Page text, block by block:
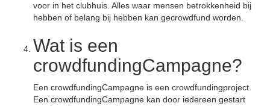
voor in het clubhuis. Alles waar mensen betrokkenheid bij
hebben of belang bij hebben kan gecrowdfund worden.
Wat is een
crowdfundingCampagne?
Een crowdfundingCampagne is een crowdfundingproject.
Een crowdfundingCampagne kan door iedereen gestart